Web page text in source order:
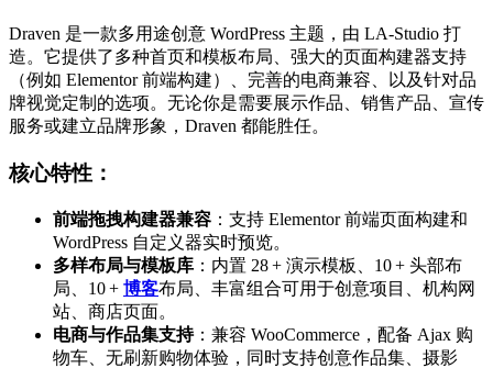
Draven 是一款多用途创意 WordPress 主题，由 LA‑Studio 打
造。它提供了多种首页和模板布局、强大的页面构建器支持
（例如 Elementor 前端构建）、完善的电商兼容、以及针对品
牌视觉定制的选项。无论你是需要展示作品、销售产品、宣传
服务或建立品牌形象，Draven 都能胜任。
核心特性：
前端拖拽构建器兼容 ：支持 Elementor 前端页面构建和
WordPress 自定义器实时预览。
多样布局与模板库 ：内置 28 + 演示模板、10 + 头部布
局、10 + 博客布局、丰富组合可用于创意项目、机构网
站、商店页面。
电商与作品集支持：兼容 WooCommerce，配备 Ajax 购
物车、无刷新购物体验，同时支持创意作品集、摄影